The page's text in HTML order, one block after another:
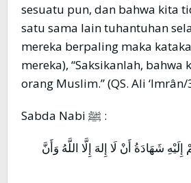
sesuatu pun, dan bahwa kita
satu sama lain tuhantuhan
mereka berpaling maka
mereka), “Saksikanlah, bahwa
orang Muslim.” (QS. Ali ‘Imrân/
Sabda Nabi ﷺ :
شَهَادَةُ أَنْ لَا إِلهَ إِلَّا اللَّهُ وَأَنَّ